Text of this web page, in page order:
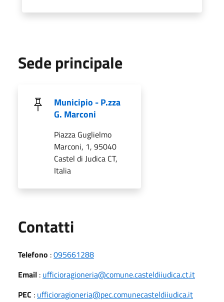
Sede principale
Municipio - P.zza
G. Marconi
Piazza Guglielmo
Marconi, 1, 95040
Castel di Judica CT,
Italia
Contatti
Telefono :095661288
Email : ufficioragioneria@comune.casteldiiudica.ct.it
PEC : ufficioragioneria@pec.comunecasteldiiudica.it